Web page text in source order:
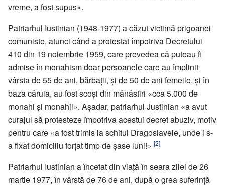
vreme, a fost supus».
Patriarhul Iustinian (1948-1977) a căzut victimă prigoanei
comuniste, atunci când a protestat împotriva Decretului
410 din 19 noiembrie 1959, care prevedea că puteau fi
admise în monahism doar persoanele care au împlinit
vârsta de 55 de ani, bărbații, și de 50 de ani femeile, și în
baza căruia, au fost scoși din mănăstiri «cca 5.000 de
monahi și monahii». Așadar, patriarhul Justinian «a avut
curajul să protesteze împotriva acestui decret abuziv, motiv
pentru care «a fost trimis la schitul Dragoslavele, unde i s-
a fixat domiciliu forțat timp de șase luni!» [2]
Patriarhul Iustinian a încetat din viață în seara zilei de 26
martie 1977, în vârstă de 76 de ani, după o grea suferință